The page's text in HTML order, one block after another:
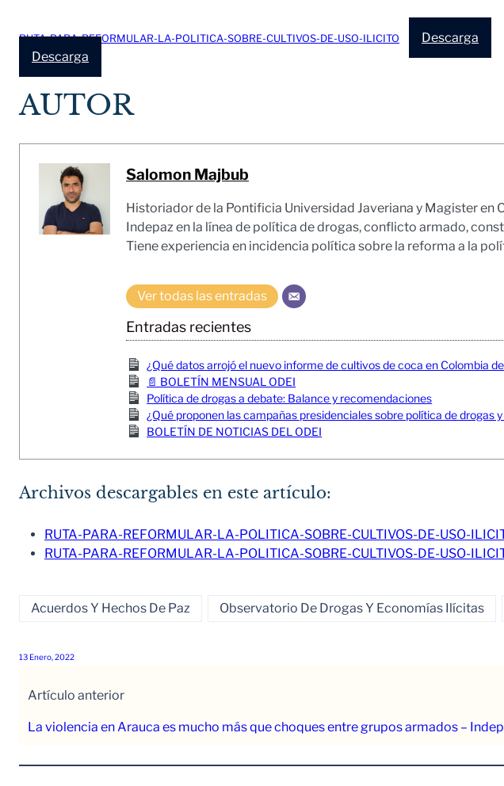
RUTA-PARA-REFORMULAR-LA-POLITICA-SOBRE-CULTIVOS-DE-USO-ILICITO
Descarga
Descarga
AUTOR
Salomon Majbub
Historiador de la Pontificia Universidad Javeriana y Magister
Indepaz en la línea de política de drogas, conflicto armado,
Tiene experiencia en incidencia política sobre la reforma a la
Ver todas las entradas
Entradas recientes
¿Qué datos arrojó el nuevo informe de cultivos de coca en Colombia
📄 BOLETÍN MENSUAL ODEI
Política de drogas a debate: Balance y recomendaciones
¿Qué proponen las campañas presidenciales sobre política de drogas
BOLETÍN DE NOTICIAS DEL ODEI
Archivos descargables en este artículo:
RUTA-PARA-REFORMULAR-LA-POLITICA-SOBRE-CULTIVOS-DE-USO-
RUTA-PARA-REFORMULAR-LA-POLITICA-SOBRE-CULTIVOS-DE-USO-
Acuerdos Y Hechos De Paz Observatorio De Drogas Y Economías Ilícitas
13 Enero, 2022
Artículo anterior
La violencia en Arauca es mucho más que choques entre grupos armados –